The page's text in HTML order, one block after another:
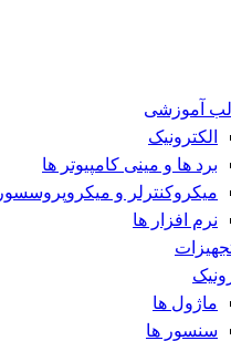
آموزشی
الکترونیک
برد ها و مینی کامپیوتر ها
میکروکنترلر و میکروپروسسور
نرم افزار ها
ماژول ها
سنسور ها